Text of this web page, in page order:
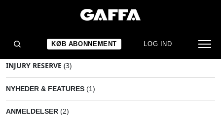
KØB ABONNEMENT LOG IND
INJURY RESERVE (3)
NYHEDER & FEATURES (1)
ANMELDELSER (2)